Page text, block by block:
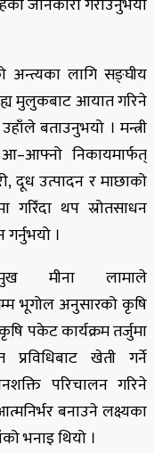
अन्त्यका लागि सङ्घीय
मुलुकबाट आयात गरिने
बताउनुभयो । मन्त्री
निकायमार्फत्
दूध उत्पादन र माछाको
गरिँदा थप स्रोतसाधन
गर्नुभयो ।
मीना लामाले
भूगोल अनुसारको कृषि
पकेट कार्यक्रम तर्जुमा
खेती गर्ने
परिचालन गरिने
बनाउने लक्ष्यका
भनाइ थियो ।